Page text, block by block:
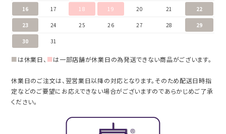
16 17 18 19 20 21 22
23 24 25 26 27 28 29
30 31
■は休業日、 ■は一部店舗が休業日の為発送できない商品がございます。
休業日のご注文は、翌営業日以降の対応となります。そのため配送日時指
定などのご要望にお応えできない場合がございますのであらかじめご了承
ください。